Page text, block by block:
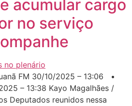
acumular cargo
no serviço
FM 30/10/2025 – 13:06 •
– 13:38 Kayo Magalhães /
Deputados reunidos nessa